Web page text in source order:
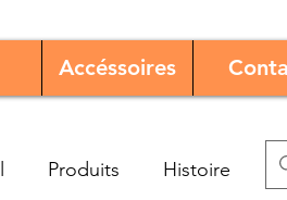
Accéssoires
Produits Histoire